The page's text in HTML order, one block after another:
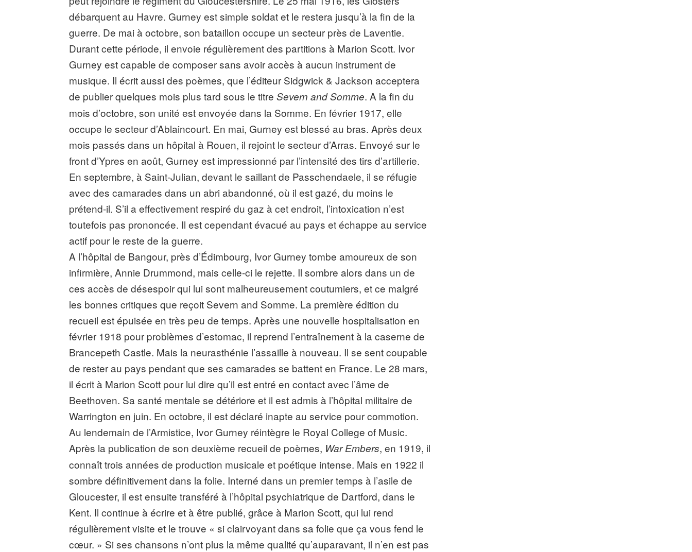
débarquent au Havre. Gurney est simple soldat et le restera jusqu’à la fin de la
guerre. De mai à octobre, son bataillon occupe un secteur près de Laventie.
Durant cette période, il envoie régulièrement des partitions à Marion Scott. Ivor
Gurney est capable de composer sans avoir accès à aucun instrument de
musique. Il écrit aussi des poèmes, que l’éditeur Sidgwick & Jackson acceptera
de publier quelques mois plus tard sous le titreSevern and Somme. A la fin du
mois d’octobre, son unité est envoyée dans la Somme. En février 1917, elle
occupe le secteur d’Ablaincourt. En mai, Gurney est blessé au bras. Après deux
mois passés dans un hôpital à Rouen, il rejoint le secteur d’Arras. Envoyé sur le
front d’Ypres en août, Gurney est impressionné par l’intensité des tirs d’artillerie.
En septembre, à Saint-Julian, devant le saillant de Passchendaele, il se réfugie
avec des camarades dans un abri abandonné, où il est gazé, du moins le
prétend-il. S’il a effectivement respiré du gaz à cet endroit, l’intoxication n’est
toutefois pas prononcée. Il est cependant évacué au pays et échappe au service
actif pour le reste de la guerre.
A l’hôpital de Bangour, près d’Édimbourg, Ivor Gurney tombe amoureux de son
infirmière, Annie Drummond, mais celle-ci le rejette. Il sombre alors dans un de
ces accès de désespoir qui lui sont malheureusement coutumiers, et ce malgré
les bonnes critiques que reçoit Severn and Somme. La première édition du
recueil est épuisée en très peu de temps. Après une nouvelle hospitalisation en
février 1918 pour problèmes d’estomac, il reprend l’entraînement à la caserne de
Brancepeth Castle. Mais la neurasthénie l’assaille à nouveau. Il se sent coupable
de rester au pays pendant que ses camarades se battent en France. Le 28 mars,
il écrit à Marion Scott pour lui dire qu’il est entré en contact avec l’âme de
Beethoven. Sa santé mentale se détériore et il est admis à l’hôpital militaire de
Warrington en juin. En octobre, il est déclaré inapte au service pour commotion.
Au lendemain de l’Armistice, Ivor Gurney réintègre le Royal College of Music.
Après la publication de son deuxième recueil de poèmes, War Embers, en 1919, il
connaît trois années de production musicale et poétique intense. Mais en 1922 il
sombre définitivement dans la folie. Interné dans un premier temps à l’asile de
Gloucester, il est ensuite transféré à l’hôpital psychiatrique de Dartford, dans le
Kent. Il continue à écrire et à être publié, grâce à Marion Scott, qui lui rend
régulièrement visite et le trouve « si clairvoyant dans sa folie que ça vous fend le
cœur. » Si ses chansons n’ont plus la même qualité qu’auparavant, il n’en est pas